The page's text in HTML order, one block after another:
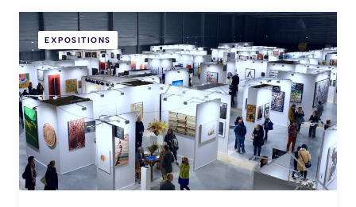
EXPOSITIONS